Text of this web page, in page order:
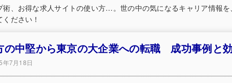
術、お得な求人サイトの使い方…。世の中の気になるキャリア情報
ださい！
の中堅から東京の大企業への転職 成功事例と
年7月18日